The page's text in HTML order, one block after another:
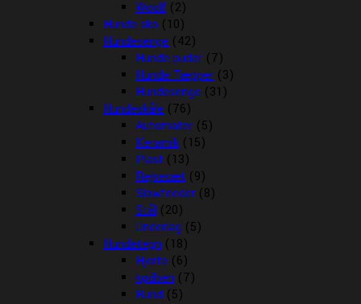
Woolf (2)
Hunde sko (10)
Hundesenge (42)
Hunde puder (7)
Hunde Tæpper (3)
Hundesenge (31)
Hundeskåle (76)
Automater (5)
Keramik (15)
Plast (13)
Rejsesæt (9)
Slowfeeder (8)
Stål (20)
Underlag (5)
Hundetegn (18)
Hjerte (6)
kødben (7)
Rund (5)